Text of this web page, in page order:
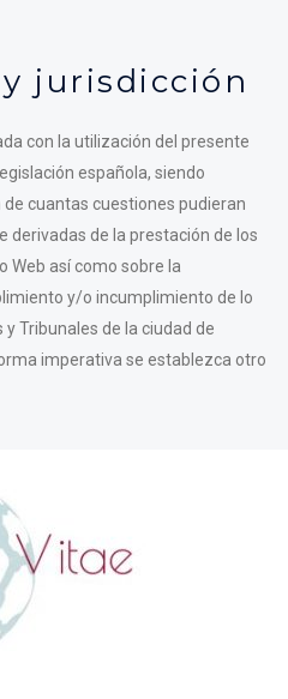
jurisdicción
con la utilización del presente
española, siendo
cuantas cuestiones pudieran
derivadas de la prestación de los
Web así como sobre la
y/o incumplimiento de lo
Tribunales de la ciudad de
imperativa se establezca otro